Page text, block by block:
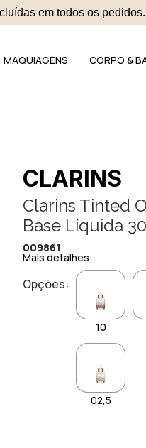
em todos os pedidos.
MAQUIAGENS CORPO &
CLARINS
Clarins Tinted
Base Líquida
009861
Mais detalhes
Opções:
10
02,5